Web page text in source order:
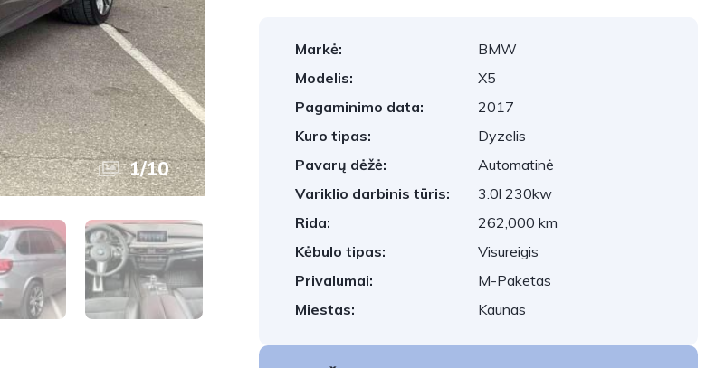
1/10
Markė:
BMW
Modelis:
X5
Pagaminimo data:
2017
Kuro tipas:
Dyzelis
Pavarų dėžė:
Automatinė
Variklio darbinis tūris:
3.0l 230kw
Rida:
262,000 km
Kėbulo tipas:
Visureigis
Privalumai:
M-Paketas
Miestas:
Kaunas